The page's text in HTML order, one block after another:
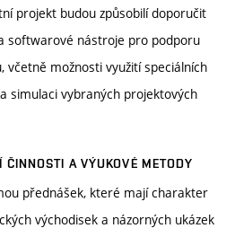
projekt budou způsobilí doporučit
softwarové nástroje pro podporu
včetně možnosti využití speciálních
simulaci vybraných projektových
ČINNOSTI A VÝUKOVÉ METODY
přednášek, které mají charakter
východisek a názorných ukázek